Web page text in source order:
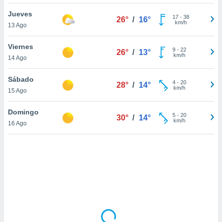
sitio
En
sean
el sitio
ni para
o
Jueves
13 Ago
26° / 16° 17- 38
km/h
Viernes
14 Ago
26° / 13° 9- 22
km/h
Sábado
15 Ago
28° / 14° 4- 20
km/h
Domingo
16 Ago
30° / 14° 5- 20
km/h